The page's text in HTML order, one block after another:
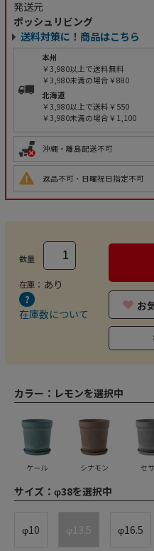
発送元
ポッシュリビング
送料対策に！商品はこちら
本州
￥3,980以上で送料無料
￥3,980未満の場合￥880
北海道
￥3,980以上で送料￥550
￥3,980未満の場合￥1,100
沖縄・離島配送不可
返品不可・日曜祝日指定不可
数量
在庫： あり
在庫数について
お
カラー： レモンを選択中
ケール シナモン セ
サイズ： φ38を選択中
φ10 φ13.5 φ16.5